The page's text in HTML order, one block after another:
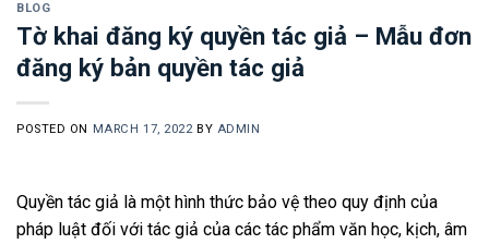
BLOG
Tờ khai đăng ký quyền tác giả – Mẫu đơn
đăng ký bản quyền tác giả
POSTED ON MARCH 17, 2022 BY ADMIN
Quyền tác giả là một hình thức bảo vệ theo quy định của
pháp luật đối với tác giả của các tác phẩm văn học, kịch, âm